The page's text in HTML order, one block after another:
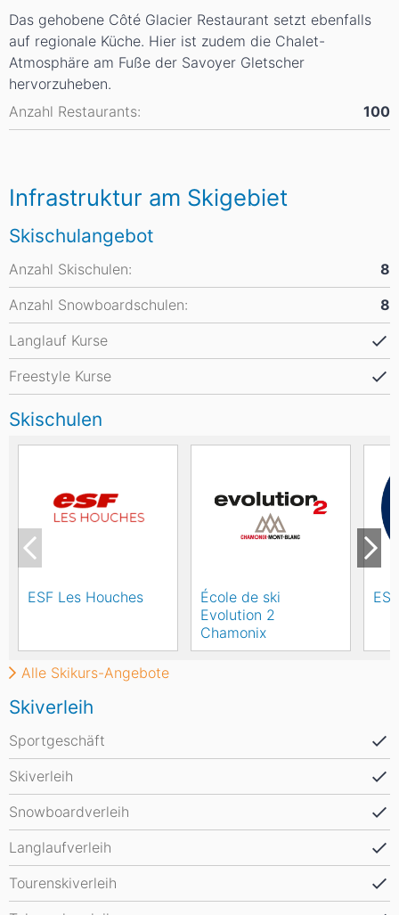
Das gehobene Côté Glacier Restaurant setzt ebenfalls
auf regionale Küche. Hier ist zudem die Chalet-
Atmosphäre am Fuße der Savoyer Gletscher
hervorzuheben.
Anzahl Restaurants:
100
Infrastruktur am Skigebiet
Skischulangebot
Anzahl Skischulen:
8
Anzahl Snowboardschulen:
8
Langlauf Kurse
Freestyle Kurse
Skischulen
ESF Les Houches
École de ski
Evolution 2
Chamonix
Alle Skikurs-Angebote
Skiverleih
Sportgeschäft
Skiverleih
Snowboardverleih
Langlaufverleih
Tourenskiverleih